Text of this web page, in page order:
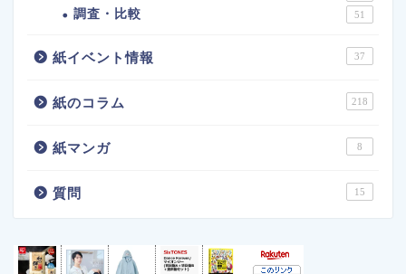
調査・比較 51
紙イベント情報 37
紙のコラム 218
紙マンガ 8
質問 15